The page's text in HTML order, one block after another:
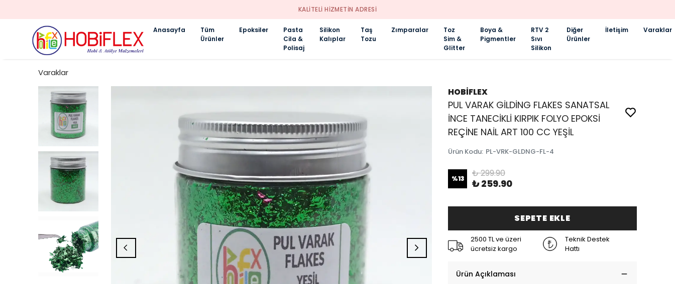
KALİTELİ HİZMETİN ADRESİ
Anasayfa
Tüm
Ürünler
Epoksiler
Pasta
Cila &
Polisaj
Silikon
Kalıplar
Taş
Tozu
Zımparalar
Toz
Sim &
Glitter
Boya &
Pigmentler
RTV 2
Sıvı
Silikon
Diğer
Ürünler
İletişim Varaklar
Varaklar
HOBİFLEX
PUL VARAK GİLDİNG FLAKES SANATSAL
İNCE TANECİKLİ KIRPIK FOLYO EPOKSİ
REÇİNE NAİL ART 100 CC YEŞİL
Ürün Kodu: PL-VRK-GLDNG-FL-4
%13 ₺ 299.90
₺ 259.90
SEPETE EKLE
2500 TL ve üzeri
ücretsiz kargo
Teknik Destek
Hattı
Ürün Açıklaması